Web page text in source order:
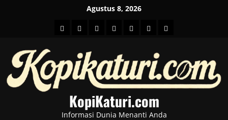
Agustus 8, 2026
HOMEBeritahot
BusinessKesehatan
SportEntertainment
KopiKaturi.com
Informasi Dunia Menanti Anda